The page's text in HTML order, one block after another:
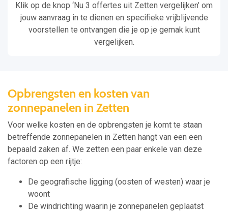
Klik op de knop ‘Nu 3 offertes uit Zetten vergelijken’ om
jouw aanvraag in te dienen en specifieke vrijblijvende
voorstellen te ontvangen die je op je gemak kunt
vergelijken.
Opbrengsten en kosten van
zonnepanelen in Zetten
Voor welke kosten en de opbrengsten je komt te staan
betreffende zonnepanelen in Zetten hangt van een een
bepaald zaken af. We zetten een paar enkele van deze
factoren op een rijtje:
De geografische ligging (oosten of westen) waar je
woont
De windrichting waarin je zonnepanelen geplaatst